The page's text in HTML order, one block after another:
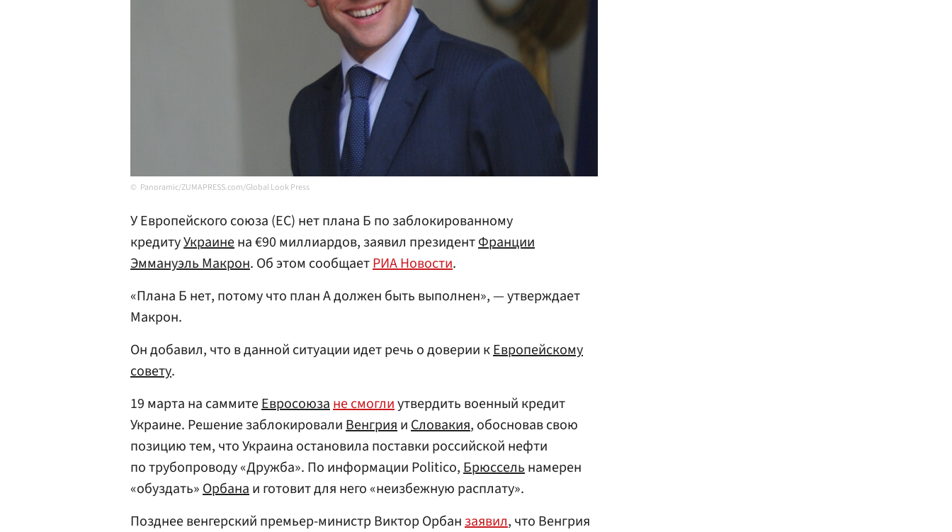
Panoramic/ZUMAPRESS.com/Global Look Press
У Европейского союза (ЕС) нет плана Б по заблокированному
кредитуУкраинена €90 миллиардов, заявил президентФранции
Эммануэль Макрон. Об этом сообщаетРИА Новости.
«Плана Б нет, потому что план А должен быть выполнен», — утверждает
Макрон.
Он добавил, что в данной ситуации идет речь о доверии кЕвропейскому
совету.
19 марта на саммитеЕвросоюзане смоглиутвердить военный кредит
Украине. Решение заблокировалиВенгрияиСловакия, обосновав свою
позицию тем, что Украина остановила поставки российской нефти
по трубопроводу «Дружба». По информации Politico,Брюссельнамерен
«обуздать»Орбанаи готовит для него «неизбежную расплату».
Позднее венгерский премьер-министр Виктор Орбанзаявил, что Венгрия